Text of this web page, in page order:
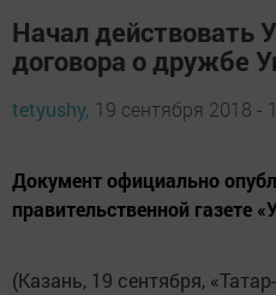
Начал действовать
договора о дружбе
tetyushy, 19 сентября 2018 -
Документ официально
правительственной газете
(Казань, 19 сентября,